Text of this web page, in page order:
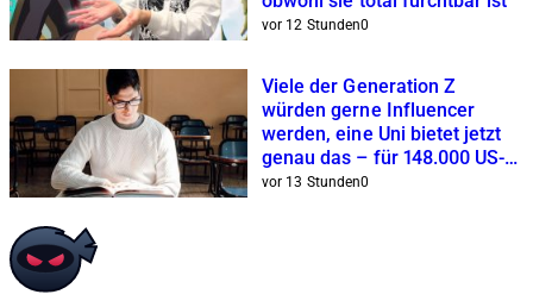
vor 12 Stunden0
Viele der Generation Z
würden gerne Influencer
werden, eine Uni bietet jetzt
genau das – für 148.000 US-
Dollar
vor 13 Stunden0